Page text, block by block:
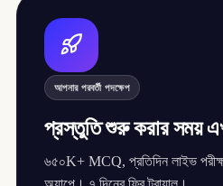
আপনার পরবর্তী পদক্ষেপ
প্রস্তুতি শুরু করার সময়
৬৫০K+ MCQ, প্রতিদিন লাইভ